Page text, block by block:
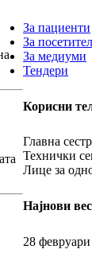
За пациенти
За
За медиуми
Тендери
Корисни
Главна
Технички
Лице за
Најнови
28